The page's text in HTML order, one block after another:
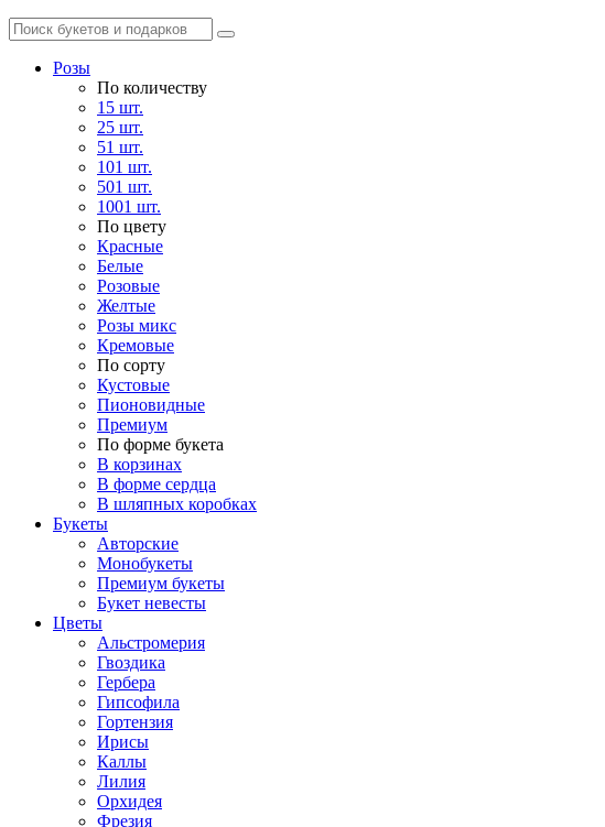
Розы
По количеству
15 шт.
25 шт.
51 шт.
101 шт.
501 шт.
1001 шт.
По цвету
Красные
Белые
Розовые
Желтые
Розы микс
Кремовые
По сорту
Кустовые
Пионовидные
Премиум
По форме букета
В корзинах
В форме сердца
В шляпных коробках
Букеты
Авторские
Монобукеты
Премиум букеты
Букет невесты
Цветы
Альстромерия
Гвоздика
Гербера
Гипсофила
Гортензия
Ирисы
Каллы
Лилия
Орхидея
Фрезия